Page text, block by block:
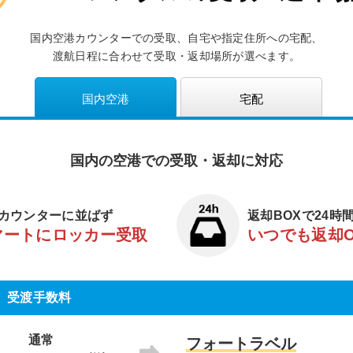
国内空港カウンターでの受取、自宅や指定住所への宅配、
渡航日程に合わせて受取・返却場所が選べます。
国内空港 宅配
国内の空港での受取・返却に対応
ウンターに並ばず
トにロッカー受取
返却BOXで24時間
いつでも返却
受渡手数料
通常
フォートラベル